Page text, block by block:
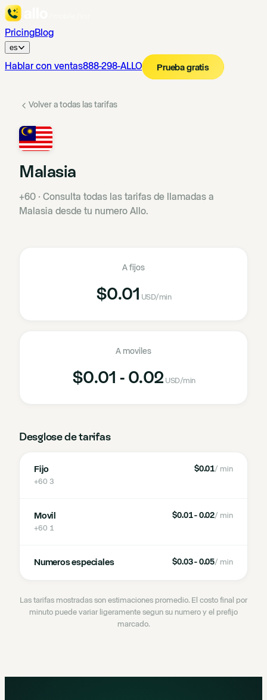
PricingBlog
es
Hablar con ventas888-298-ALLO Prueba gratis
Volver a todas las tarifas
Malasia
+60 · Consulta todas las tarifas de llamadas a
Malasia desde tu numero Allo.
A fijos
$0.01 USD/min
A moviles
$0.01 - 0.02 USD/min
Desglose de tarifas
Fijo
+60 3
$0.01/ min
Movil
+60 1
$0.01 - 0.02/ min
Numeros especiales $0.03 - 0.05/ min
Las tarifas mostradas son estimaciones promedio. El costo final por
minuto puede variar ligeramente segun su numero y el prefijo
marcado.